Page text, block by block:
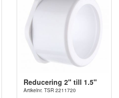
Reducering 2" till 1.5"
Artikelnr. TSR 2211720